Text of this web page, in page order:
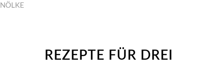
NÖLKE
REZEPTE FÜR DREI